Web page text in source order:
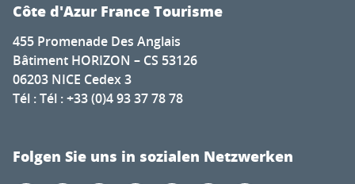
Côte d'Azur France Tourisme
455 Promenade Des Anglais
Bâtiment HORIZON – CS 53126
06203 NICE Cedex 3
Tél : Tél : +33 (0)4 93 37 78 78
Folgen Sie uns in sozialen Netzwerken